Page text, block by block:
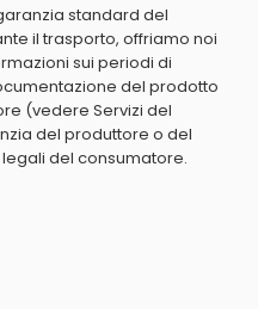
standard del
il trasporto, offriamo noi
sui periodi di
del prodotto
(vedere Servizi del
del produttore o del
del consumatore.